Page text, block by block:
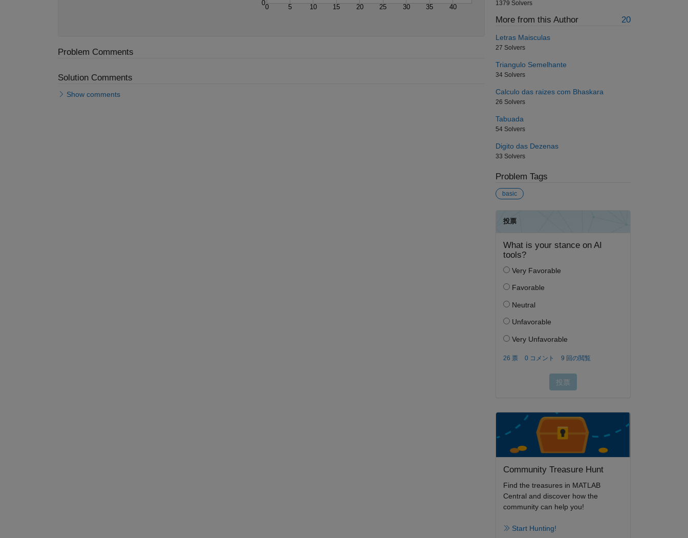
0 5 10 15 20 25 30 35 40
0
Problem Comments
Solution Comments
Show comments
1379 Solvers
More from this Author 20
Letras Maisculas
27 Solvers
Triangulo Semelhante
34 Solvers
Calculo das raizes com Bhaskara
26 Solvers
Tabuada
54 Solvers
Digito das Dezenas
33 Solvers
Problem Tags
basic
Community Treasure Hunt
Find the treasures in MATLAB
Central and discover how the
community can help you!
Start Hunting!